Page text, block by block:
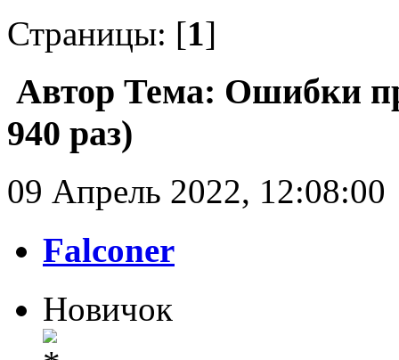
Страницы: [1]
Автор Тема: Ошибки
940 раз)
09 Апрель 2022, 12:08:00
Falconer
Новичок